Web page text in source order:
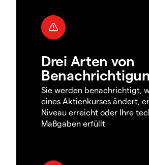
Drei Arten von
Sie werden benachrichtigt,
eines Aktienkurses ändert,
Niveau erreicht oder Ihre
Maßgaben erfüllt